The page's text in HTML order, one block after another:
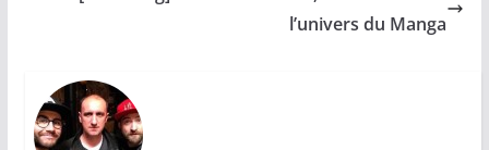
l’univers du Manga